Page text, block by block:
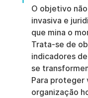
O objetivo
invasiva e
que mina o
Trata-se de
indicadores
se
Para proteger
organização